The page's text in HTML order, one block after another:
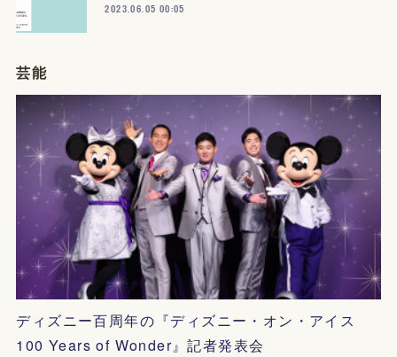
2023.06.05 00:05
芸能
ディズニー百周年の『ディズニー・オン・アイス
100 Years of Wonder』記者発表会